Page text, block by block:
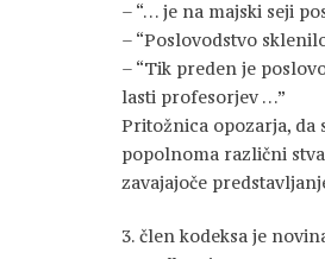
– “… je na majski seji
– “Poslovodstvo
– “Tik preden je
lasti profesorjev …”
Pritožnica opozarja, da
popolnoma različni
zavajajoče
3. člen kodeksa je